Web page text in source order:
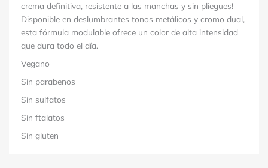
crema definitiva, resistente a las manchas y sin pliegues!
Disponible en deslumbrantes tonos metálicos y cromo dual,
esta fórmula modulable ofrece un color de alta intensidad
que dura todo el día.
Vegano
Sin parabenos
Sin sulfatos
Sin ftalatos
Sin gluten